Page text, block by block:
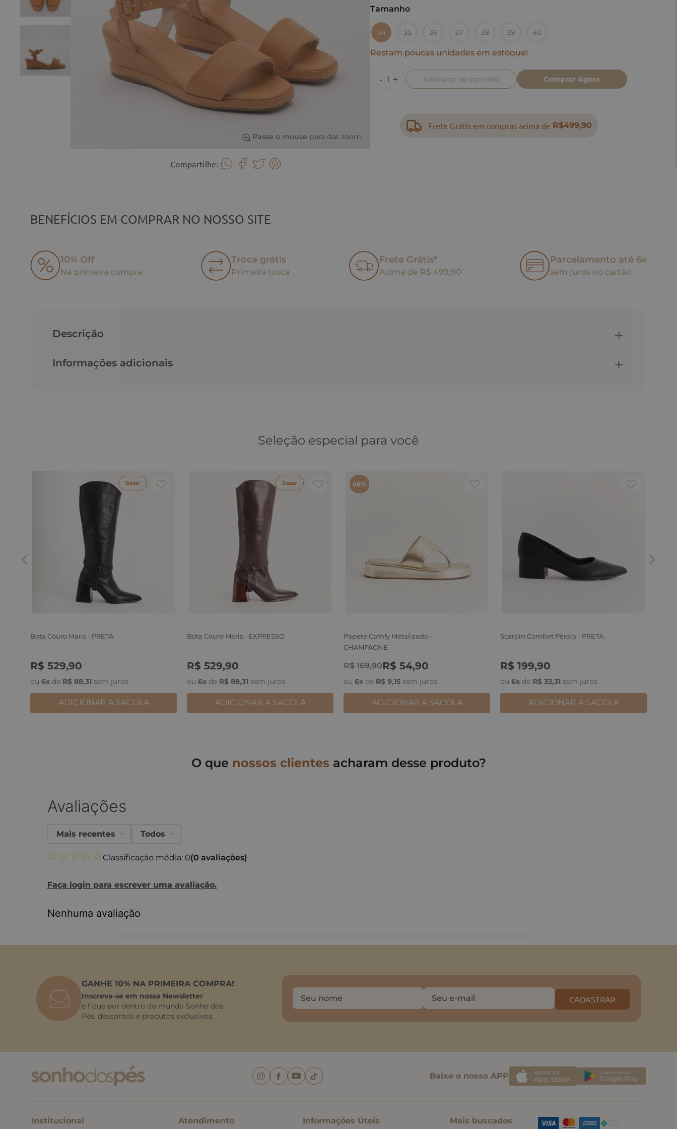
Passe o mouse para dar zoom.
Compartilhe:
Tamanho
34 35 36 37 38 39 40
Restam poucas unidades em estoque!
Adicionar ao carrinho Comprar Agora
Frete Grátis em compras acima de R$499,90
BENEFÍCIOS EM COMPRAR NO NOSSO SITE
10% Off
Na primeira compra
Troca grátis
Primeira troca
Frete Grátis*
Acima de R$ 499,90
Parcelamento até 6x
sem juros no cartão
Descrição
Informações adicionais
Seleção especial para você
Bazar
Bota Couro Maris - PRETA
R$ 529,90
ou 6x de R$ 88,31 sem juros
36
ADICIONAR A SACOLA
Bazar
Bota Couro Maris - EXPRESSO
R$ 529,90
ou 6x de R$ 88,31 sem juros
36
ADICIONAR A SACOLA
68%
Papete Comfy Metalizado -
CHAMPAGNE
R$ 169,90R$ 54,90
ou 6x de R$ 9,15 sem juros
ADICIONAR A SACOLA
Scarpin Comfort Pérola - PRETA
R$ 199,90
ou 6x de R$ 33,31 sem juros
36
ADICIONAR A SACOLA
O que nossos clientes acharam desse produto?
Avaliações
☆☆☆☆☆Classificação média: 0(0 avaliações)
Faça login para escrever uma avaliação.
Mais recentes Todos
Nenhuma avaliação
GANHE 10% NA PRIMEIRA COMPRA!
Inscreva-se em nossa Newsletter
e fique por dentro do mundo Sonho dos
Pés, descontos e produtos exclusivos.
CADASTRAR
Baixe o nosso APP
Institucional Atendimento Informações Úteis Mais buscados